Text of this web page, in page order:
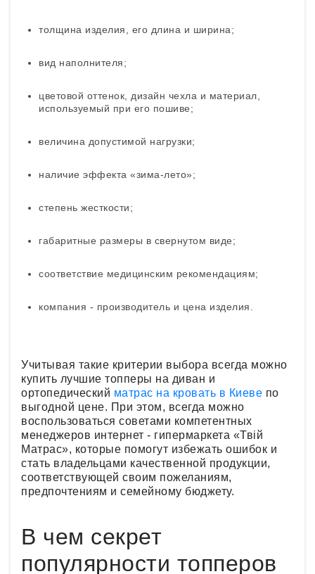
толщина изделия, его длина и ширина;
вид наполнителя;
цветовой оттенок, дизайн чехла и материал,
используемый при его пошиве;
величина допустимой нагрузки;
наличие эффекта «зима-лето»;
степень жесткости;
габаритные размеры в свернутом виде;
соответствие медицинским рекомендациям;
компания - производитель и цена изделия.
Учитывая такие критерии выбора всегда можно
купить лучшие топперы на диван и
ортопедический матрас на кровать в Киеве по
выгодной цене. При этом, всегда можно
воспользоваться советами компетентных
менеджеров интернет - гипермаркета «Твій
Матрас», которые помогут избежать ошибок и
стать владельцами качественной продукции,
соответствующей своим пожеланиям,
предпочтениям и семейному бюджету.
В чем секрет
популярности топперов